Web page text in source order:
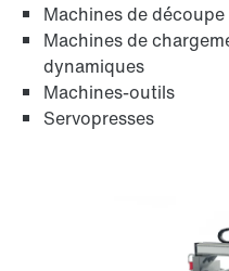
Machines de découpe
Machines de
dynamiques
Machines-outils
Servopresses